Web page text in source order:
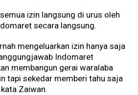
izin langsung di urus oleh
secara langsung.
mengeluarkan izin hanya saja
Indomaret
membangun gerai waralaba
tapi sekedar memberi tahu saja
Zaiwan.